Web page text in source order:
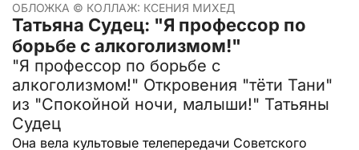
ОБЛОЖКА © КОЛЛАЖ: КСЕНИЯ МИХЕД
Татьяна Судец: "Я профессор по
борьбе с алкоголизмом!"
"Я профессор по борьбе с
алкоголизмом!" Откровения "тёти Тани"
из "Спокойной ночи, малыши!" Татьяны
Судец
Она вела культовые телепередачи Советского